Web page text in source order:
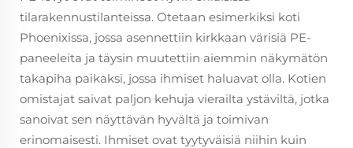
tilarakennustilanteissa. Otetaan esimerkiksi koti
Phoenixissa, jossa asennettiin kirkkaan värisiä PE-
paneeleita ja täysin muutettiin aiemmin näkymätön
takapiha paikaksi, jossa ihmiset haluavat olla. Kotien
omistajat saivat paljon kehuja vierailta ystäviltä, jotka
sanoivat sen näyttävän hyvältä ja toimivan
erinomaisesti. Ihmiset ovat tyytyväisiä niihin kuin